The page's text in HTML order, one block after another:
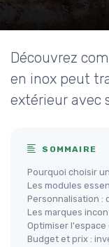
Découvrez
en inox peut
extérieur avec
SOMMAIRE
Pourquoi choisir
Les modules
Personnalisation :
Les marques
Optimiser l'espace
Budget et prix :